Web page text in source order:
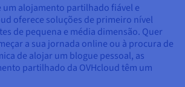
um alojamento partilhado fiável e
oferece soluções de primeiro nível
de pequena e média dimensão. Quer
a sua jornada online ou à procura de
de alojar um blogue pessoal, as
partilhado da OVHcloud têm um